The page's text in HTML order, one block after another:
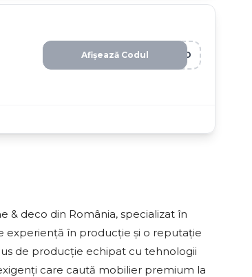
NBO
Afișează Codul
deco din România, specializat în
experiență în producție și o reputație
de producție echipat cu tehnologii
care caută mobilier premium la